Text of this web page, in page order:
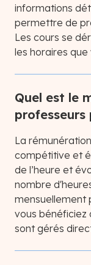
informations
permettre de
Les cours se
les horaires
Quel est le
professeurs
La
compétitive et
de l’heure et
nombre
mensuellement
vous bénéficiez
sont gérés